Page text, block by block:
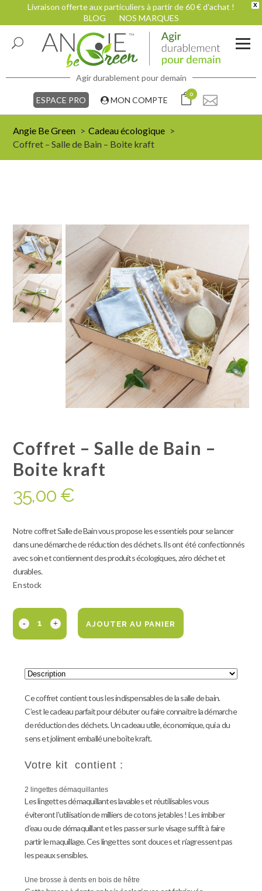
X
Livraison offerte aux particuliers à partir de 60 € d'achat !
BLOG
NOS MARQUES
Agir durablement pour demain
ESPACE PRO MON COMPTE
0
Angie Be Green
Cadeau écologique
Coffret – Salle de Bain – Boite kraft
Coffret – Salle de Bain –
Boite kraft
35,00€
Notre coffret Salle de Bain vous propose les essentiels pour se lancer
dans une démarche de réduction des déchets. Ils ont été confectionnés
avec soin et contiennent des produits écologiques, zéro déchet et
durables.
En stock
AJOUTER AU PANIER
Ce coffret contient tous les indispensables de la salle de bain.
C’est le cadeau parfait pour débuter ou faire connaitre la démarche
de réduction des déchets. Un cadeau utile, économique, qui a du
sens et joliment emballé une boîte kraft.
Votre kit contient :
2 lingettes démaquillantes
Les lingettes démaquillantes lavables et réutilisables vous
éviteront l’utilisation de milliers de cotons jetables ! Les imbiber
d’eau ou de démaquillant et les passer sur le visage suffit à faire
partir le maquillage. Ces lingettes sont douces et n’agressent pas
les peaux sensibles.
Une brosse à dents en bois de hêtre